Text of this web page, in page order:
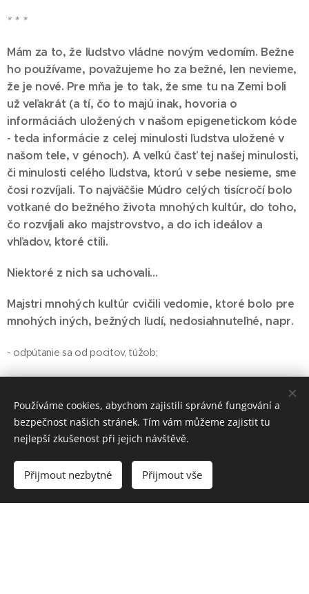
* * *
Mám za to, že ľudstvo vládne novým vedomím. Bežne
ho používame, považujeme ho za bežné, len nevieme,
že je nové. Pre mňa je to tak, že sme tu na Zemi boli
už veľakrát (a tí, čo to majú inak, hovoria o
informáciách uložených v našom epigenetickom kóde
- teda informácie z celej minulosti ľudstva uložené v
našom tele,v génoch). A veľkú časť tej našej minulosti,
či minulosti celého ľudstva, ktorú v sebe nesieme, sme
čosi rozvíjali. To najväčšie Múdro celých tisícročí bolo
votkané do bežného života mnohých kultúr, do toho,
čo rozvíjali ako majstrovstvo, a do ich ideálov a
vhľadov, ktoré ctili.
Niektoré z nich sa uchovali...
Majstri mnohých kultúr cvičili vedomie, ktoré bolo pre
mnohých iných, bežných ľudí, nedosiahnuteľné, napr.
- odpútanie sa od pocitov, túžob;
- rozšírenie vedomia za hranice tela;
- pozdvihnutie sa k vyššej múdrosti;
- podriadenie svojho života zákonitostiam vyšších ideálov
Používáme cookies, abychom zajistili správné fungování a
bezpečnost našich stránek. Tím vám můžeme zajistit tu
nejlepší zkušenost při jejich návštěvě.
Přijmout nezbytné Přijmout vše